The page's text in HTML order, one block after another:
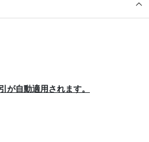
が自動適用されます。